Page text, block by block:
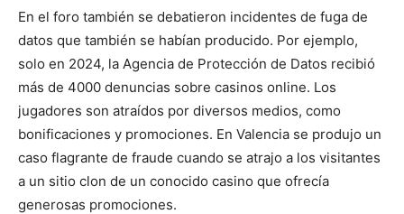
En el foro también se debatieron incidentes de fuga de
datos que también se habían producido. Por ejemplo,
solo en 2024, la Agencia de Protección de Datos recibió
más de 4000 denuncias sobre casinos online. Los
jugadores son atraídos por diversos medios, como
bonificaciones y promociones. En Valencia se produjo un
caso flagrante de fraude cuando se atrajo a los visitantes
a un sitio clon de un conocido casino que ofrecía
generosas promociones.